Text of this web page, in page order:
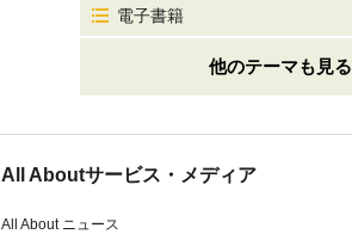
電子書籍
他のテーマも見る
All Aboutサービス・メディア
All About ニュース